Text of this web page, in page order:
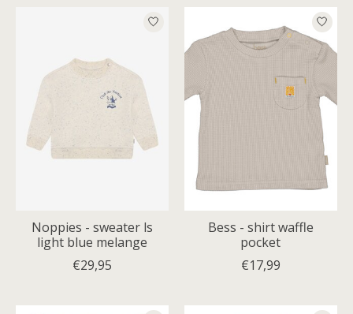
Noppies - sweater ls
light blue melange
€29,95
Bess - shirt waffle
pocket
€17,99